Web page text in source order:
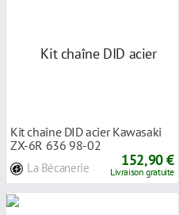
Kit chaîne DID acier Kawasaki
ZX-6R 636 98-02
La Bécanerie 152,90 €
Livraison gratuite